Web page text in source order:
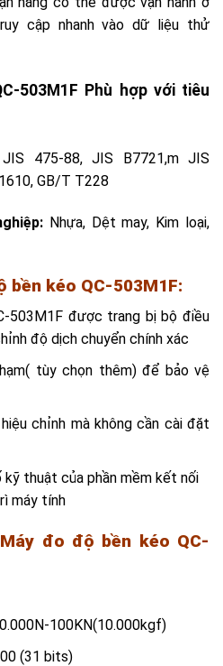
cập nhanh vào dữ liệu thử
503M1F Phù hợp với tiêu
475-88, JIS B7721,m JIS
GB/T T228
Nhựa, Dệt may, Kim loại,
bền kéo QC-503M1F:
503M1F được trang bị bộ điều
độ dịch chuyển chính xác
tùy chọn thêm) để bảo vệ
chỉnh mà không cần cài đặt
kỹ thuật của phần mềm kết nối
máy tính
Máy đo độ bền kéo QC-
100KN(10.000kgf)
(31 bits)